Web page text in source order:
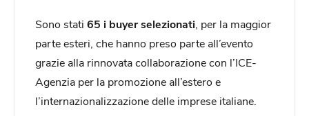
Sono stati 65 i buyer selezionati, per la maggior
parte esteri, che hanno preso parte all’evento
grazie alla rinnovata collaborazione con l’ICE-
Agenzia per la promozione all’estero e
l’internazionalizzazione delle imprese italiane.